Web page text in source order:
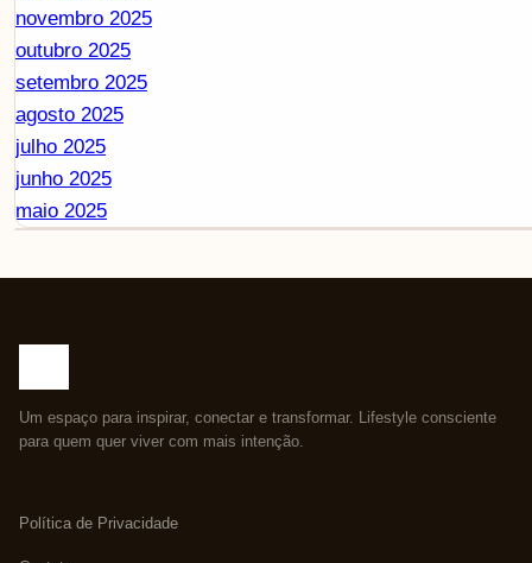
novembro 2025
outubro 2025
setembro 2025
agosto 2025
julho 2025
junho 2025
maio 2025
Um espaço para inspirar, conectar e transformar. Lifestyle consciente
para quem quer viver com mais intenção.
Política de Privacidade